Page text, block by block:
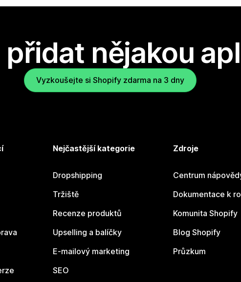
nějakou
Vyzkoušejte si Shopify zdarma na 3 dny
Nejčastější kategorie
Dropshipping
Tržiště
Recenze produktů
Upselling a balíčky
E-mailový marketing
SEO
Zdroje
Centrum
Dokumentace k
Komunita Shopify
Blog Shopify
Průzkum